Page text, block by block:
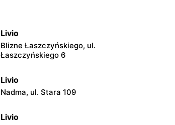
Livio
Blizne Łaszczyńskiego, ul.
Łaszczyńskiego 6
Livio
Nadma, ul. Stara 109
Livio